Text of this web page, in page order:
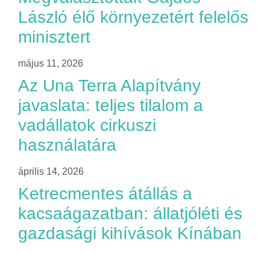
László élő környezetért felelős
minisztert
május 11, 2026
Az Una Terra Alapítvány
javaslata: teljes tilalom a
vadállatok cirkuszi
használatára
április 14, 2026
Ketrecmentes átállás a
kacsaágazatban: állatjóléti és
gazdasági kihívások Kínában